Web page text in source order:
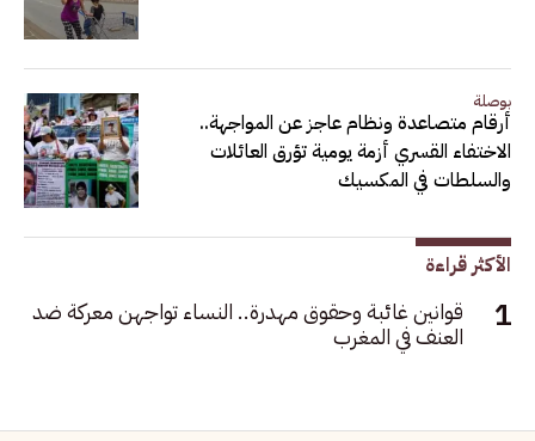
بوصلة
أرقام متصاعدة ونظام عاجز عن المواجهة..
الاختفاء القسري أزمة يومية تؤرق العائلات
والسلطات في المكسيك
الأكثر قراءة
قوانين غائبة وحقوق مهدرة.. النساء تواجهن معركة ضد
العنف في المغرب